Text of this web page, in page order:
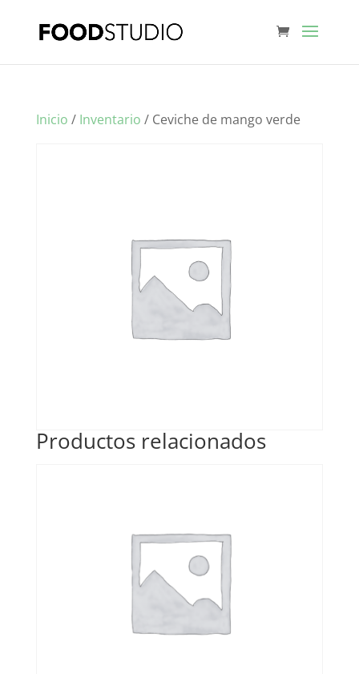
Inicio / Inventario / Ceviche de mango verde
Productos relacionados